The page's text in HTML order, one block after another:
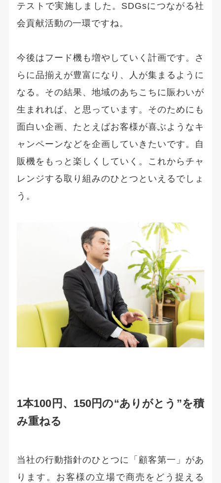
テストで実施しました。SDGsにつながる社
会貢献活動の一環ですね。
今後はフード機も増やしていく計画です。さ
らに品揃えが豊富になり、人が集まるように
なる。その結果、地域のあちこちに賑わいが
生まれれば、と思っています。そのためにも
面白い企画、たとえばお客様が喜ぶようなキ
ャンペーンなどを企画していきたいです。自
販機をもっと楽しくしていく。これからチャ
レンジする取り組みのひとつといえるでしょ
う。
1本100円、150円の“ありがとう”を積
み重ねる
当社の行動指針のひとつに「顧客第一」があ
ります。お客様の立場で商売をどう捉える